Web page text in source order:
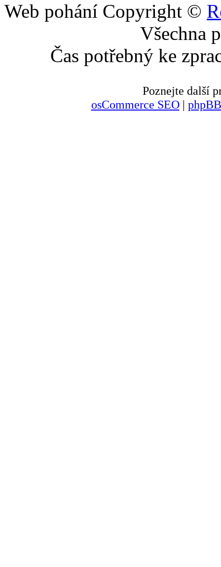
Web pohání Copyright ©
Všechna
Čas potřebný ke
Poznejte další
osCommerce SEO|